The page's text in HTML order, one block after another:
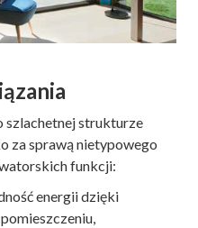
szlachetnej strukturze
za sprawą nietypowego
funkcji:
energii dzięki